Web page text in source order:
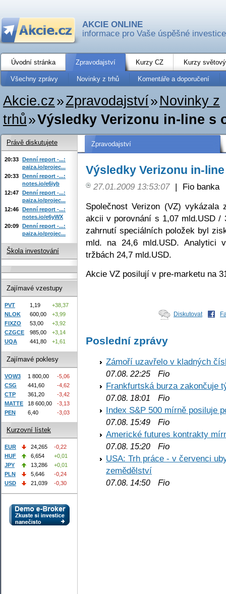
AKCIE ONLINE
informace pro Vaše úspěšné investice
Úvodní stránka Zpravodajství Kurzy CZ Kurzy
Všechny zprávy Novinky z trhů Komentáře a doporučení
Akcie.cz»Zpravodajství» Novinky z
trhů»Výsledky Verizonu in-line s
Zpravodajství
Výsledky Verizonu in-
27.01.2009 13:53:07 |
Fio banka
Společnost Verizon (VZ)
akcii v porovnání s 1,07 mld.USD /
zahrnutí speciálních položek byl
mld. na 24,6 mld.USD. Analytici
tržbách 24,7 mld.USD.
Akcie VZ posilují v pre-marketu na
Diskutovat
Poslední zprávy
Zámoří uzavřelo v kladných
07.08. 22:25 Fio
Frankfurtská burza zakončuje
07.08. 18:01
Fio
Index S&P 500 mírně posiluje
07.08. 15:49 Fio
Americké futures kontrakty
07.08. 15:20 Fio
USA: Trh práce - v červenci
zemědělství
07.08. 14:50 Fio
Právě diskutujete
20:33 Denní report -...:
paiza.io/projec...
20:33 Denní report -...:
notes.io/e6iyb
12:47 Denní report -...:
paiza.io/projec...
12:46 Denní report -...:
notes.io/e6yWX
20:09 Denní report -...:
paiza.io/projec...
Škola investování
Zajímavé vzestupy
PVT 1,19
+38,37
NLOK
600,00
+3,99
FIXZO
53,00
+3,92
CZGCE
985,00
+3,14
UQA
441,80 +1,61
Zajímavé poklesy
VOW3 1 800,00
-5,06
CSG
441,60
-4,62
CTP
361,20
-3,42
MATTE
18 600,00
-3,13
PEN
6,40 -3,03
Kurzovní lístek
EUR 24,265
-0,22
HUF
6,654
+0,01
JPY
13,286
+0,01
PLN
5,646
-0,24
USD
21,039 -0,30